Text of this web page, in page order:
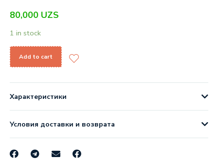
80,000 UZS
1 in stock
Add to cart
Характеристики
Условия доставки и возврата